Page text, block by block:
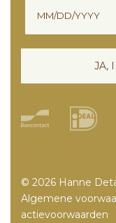
JA,
© 2026 Hanne
Algemene
actievoorwaarden